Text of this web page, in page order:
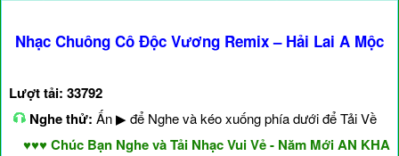
Nhạc Chuông Cô Độc Vương Remix – Hải Lai A Mộc
Lượt tải: 33792
Nghe thử: Ấn ▶ để Nghe và kéo xuống phía dưới để Tải Về
Chúc Bạn Nghe và Tải Nhạc Vui Vẻ - Năm Mới AN KHANG